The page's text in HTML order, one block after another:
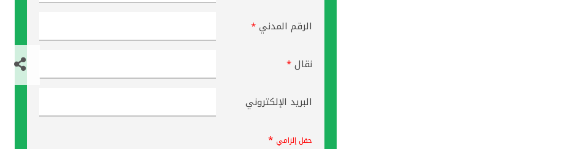
الرقم المدني*
نقال*
البريد الإلكتروني
حقل إلزامي *